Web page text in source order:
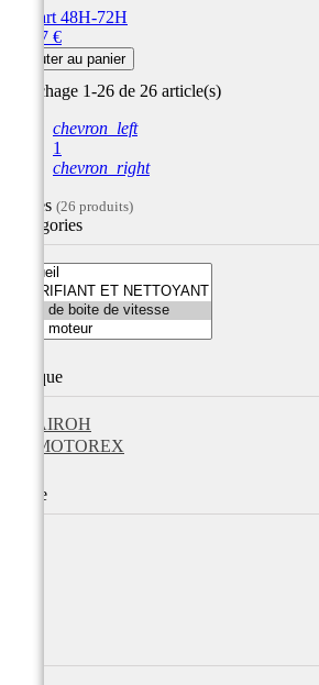
Départ 48H-72H
22,07 €
Ajouter au panier
Affichage 1-26 de 26 article(s)
chevron_left
1
chevron_right
Filtres (26 produits)
Catégories
Marque
AIROH
MOTOREX
Taille